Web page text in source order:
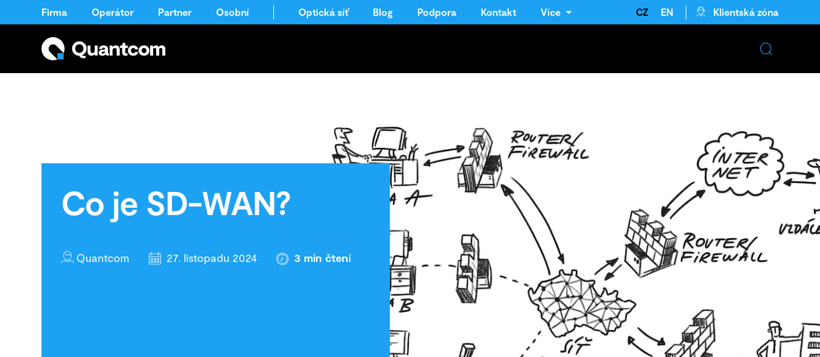
Firma Operátor Partner Osobní Optická síť Blog Podpora Kontakt Více CZ EN Klientská zóna
Co je SD-WAN?
Quantcom 27. listopadu 2024 3 min čtení